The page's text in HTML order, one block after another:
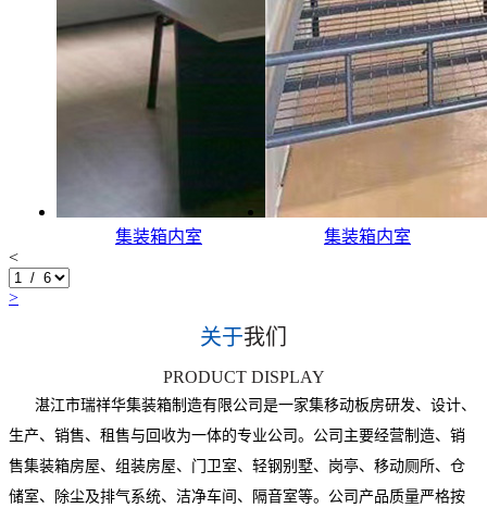
集装箱内室 集装箱内室
<
>
关于我们
PRODUCT DISPLAY
湛江市瑞祥华集装箱制造有限公司是一家集移动板房研发、设计、
生产、销售、租售与回收为一体的专业公司。公司主要经营制造、销
售集装箱房屋、组装房屋、门卫室、轻钢别墅、岗亭、移动厕所、仓
储室、除尘及排气系统、洁净车间、隔音室等。公司产品质量严格按